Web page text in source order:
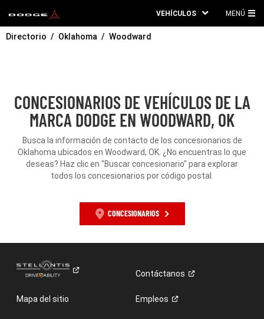
VEHÍCULOS MENÚ
Directorio Oklahoma Woodward
CONCESIONARIOS DE VEHÍCULOS DE LA
MARCA DODGE EN WOODWARD, OK
Busca la información de contacto de los concesionarios de
Oklahoma ubicados en Woodward, OK. ¿No encuentras lo que
deseas? Haz clic en "Buscar concesionario" para explorar
todos los concesionarios por código postal.
CONCESIONARIOS
Contáctanos
Mapa del sitio Empleos